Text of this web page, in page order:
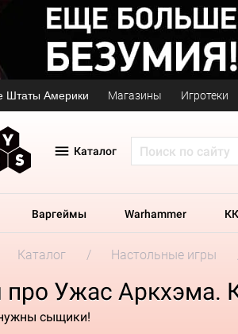
Штаты Америки Магазины Игротеки
Каталог
Варгеймы Warhammer
Каталог Настольные игры
Ужас Аркхэма.
сыщики!